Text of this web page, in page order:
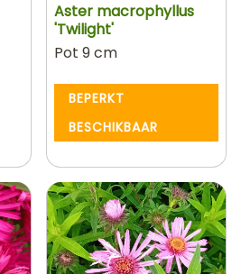
Aster macrophyllus
'Twilight'
Pot 9 cm
BEPERKT
BESCHIKBAAR